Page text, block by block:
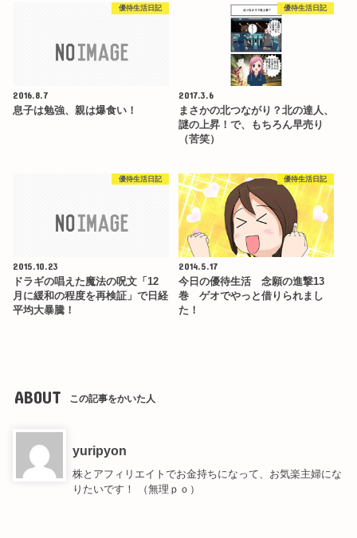
優待生活日記
2016.8.7
息子は勉強、親は爆食い！
優待生活日記
2017.3.6
まさかの北つながり？北の達人、
謎の上昇！で、もちろん早売り
（苦笑）
優待生活日記
2015.10.23
ドラギの唱えた魔法の呪文「12
月に緩和の程度を再検証」で日経
平均大暴騰！
優待生活日記
2014.5.17
今日の優待生活 念願の進撃13
巻 ゲオでやっと借りられまし
た！
ABOUT この記事をかいた人
yuripyon
株とアフィリエイトでお金持ちになって、お気楽主婦にな
りたいです！ （無理ｐｏ）